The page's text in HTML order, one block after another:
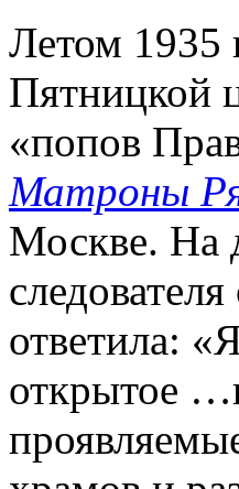
Летом 1935
Пятницкой
«попов
Матроны
Москве. На
ответила:
открытое